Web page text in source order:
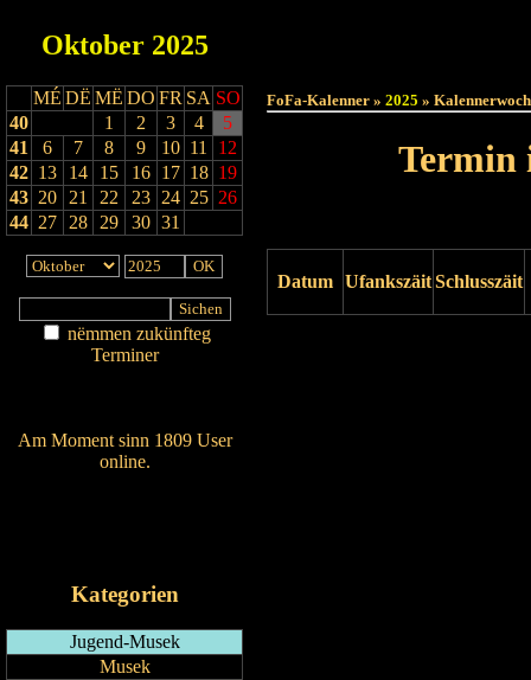
Oktober 2025
MÉ DË MË DO FR SA SO
40
1 2 3 4
5
41
6 7 8 9 10 11
12
42 13 14 15 16 17 18 19
43 20 21 22 23 24 25 26
44 27 28 29 30 31
nëmmen zukünfteg
Terminer
Am Moment sinn 1809 User
online.
Kategorien
Jugend-Musek
Musek
FoFa-Kalenner » 2025 »
Termin
Datum UfankszäitSchlusszäit